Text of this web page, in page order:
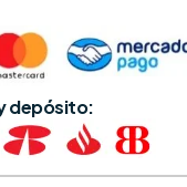
depósito: